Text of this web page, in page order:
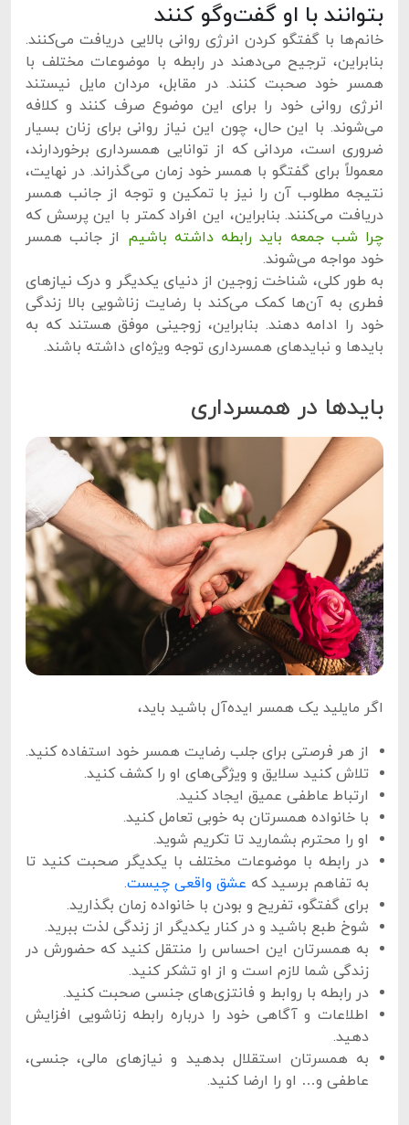
بتوانند با او گفت‌وگو کنند
خانم‌ها با گفتگو کردن انرژی روانی بالایی دریافت می‌کنند.
بنابراین، ترجیح می‌دهند در رابطه با موضوعات مختلف با
همسر خود صحبت کنند. در مقابل، مردان مایل نیستند
انرژی روانی خود را برای این موضوع صرف کنند و کلافه
می‌شوند. با این حال، چون این نیاز روانی برای زنان بسیار
ضروری است، مردانی که از توانایی همسرداری برخوردارند،
معمولاً برای گفتگو با همسر خود زمان می‌گذراند. در نهایت،
نتیجه مطلوب آن را نیز با تمکین و توجه از جانب همسر
دریافت می‌کنند. بنابراین، این افراد کمتر با این پرسش که
چرا شب جمعه باید رابطه داشته باشیم از جانب همسر
خود مواجه می‌شوند.
به طور کلی، شناخت زوجین از دنیای یکدیگر و درک نیازهای
فطری به آن‌ها کمک می‌کند با رضایت زناشویی بالا زندگی
خود را ادامه دهند. بنابراین، زوجینی موفق هستند که به
بایدها و نبایدهای همسرداری توجه ویژه‌ای داشته باشند.
بایدها در همسرداری
اگر مایلید یک همسر ایده‌آل باشید باید،
از هر فرصتی برای جلب رضایت همسر خود استفاده کنید.
تلاش کنید سلایق و ویژگی‌های او را کشف کنید.
ارتباط عاطفی عمیق ایجاد کنید.
با خانواده همسرتان به خوبی تعامل کنید.
او را محترم بشمارید تا تکریم شوید.
در رابطه با موضوعات مختلف با یکدیگر صحبت کنید تا
به تفاهم برسید که عشق واقعی چیست.
برای گفتگو، تفریح و بودن با خانواده زمان بگذارید.
شوخ طبع باشید و در کنار یکدیگر از زندگی لذت ببرید.
به همسرتان این احساس را منتقل کنید که حضورش در
زندگی شما لازم است و از او تشکر کنید.
در رابطه با روابط و فانتزی‌های جنسی صحبت کنید.
اطلاعات و آگاهی خود را درباره رابطه زناشویی افزایش
دهید.
به همسرتان استقلال بدهید و نیازهای مالی، جنسی،
عاطفی و… او را ارضا کنید.